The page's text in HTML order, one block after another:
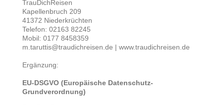
TrauDichReisen
Kapellenbruch 209
41372 Niederkrüchten
Telefon: 02163 82245
Mobil: 0177 8458359
m.taruttis@traudichreisen.de | www.traudichreisen.de
Ergänzung:
EU-DSGVO (Europäische Datenschutz-
Grundverordnung)